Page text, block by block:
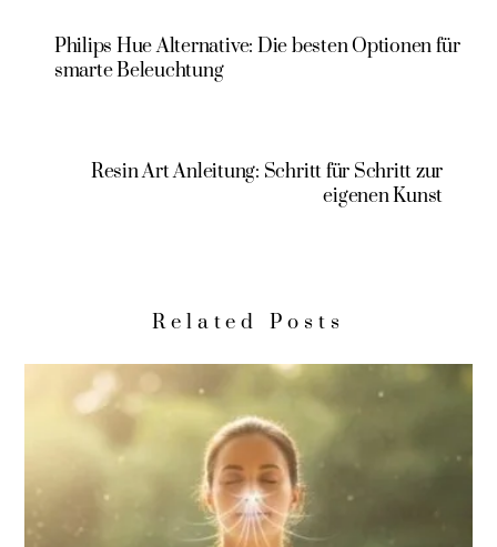
Philips Hue Alternative: Die besten Optionen für
smarte Beleuchtung
Resin Art Anleitung: Schritt für Schritt zur
eigenen Kunst
Related Posts